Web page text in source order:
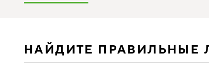
НАЙДИТЕ ПРАВИЛЬНЫЕ